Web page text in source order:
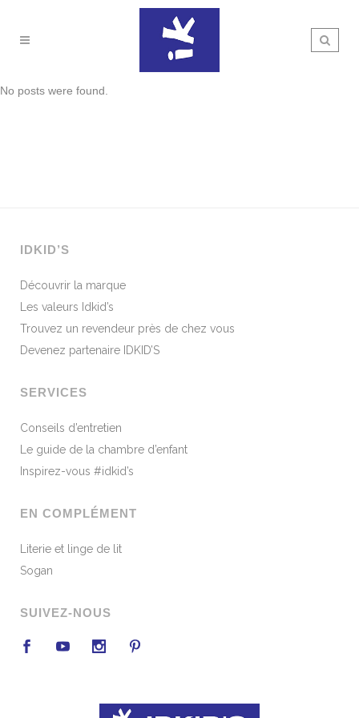
No posts were found.
IDKID’S
Découvrir la marque
Les valeurs Idkid’s
Trouvez un revendeur près de chez vous
Devenez partenaire IDKID’S
SERVICES
Conseils d’entretien
Le guide de la chambre d’enfant
Inspirez-vous #idkid’s
EN COMPLÉMENT
Literie et linge de lit
Sogan
SUIVEZ-NOUS